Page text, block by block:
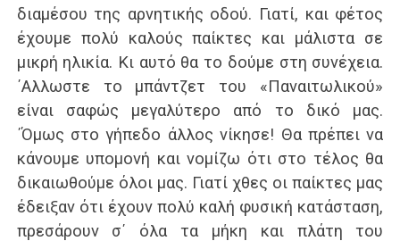
διαμέσου της αρνητικής οδού. Γιατί, και φέτος
έχουμε πολύ καλούς παίκτες και μάλιστα σε
μικρή ηλικία. Κι αυτό θα το δούμε στη συνέχεια.
΄Αλλωστε το μπάντζετ του «Παναιτωλικού»
είναι σαφώς μεγαλύτερο από το δικό μας.
΄Όμως στο γήπεδο άλλος νίκησε! Θα πρέπει να
κάνουμε υπομονή και νομίζω ότι στο τέλος θα
δικαιωθούμε όλοι μας. Γιατί χθες οι παίκτες μας
έδειξαν ότι έχουν πολύ καλή φυσική κατάσταση,
πρεσάρουν σ΄ όλα τα μήκη και πλάτη του